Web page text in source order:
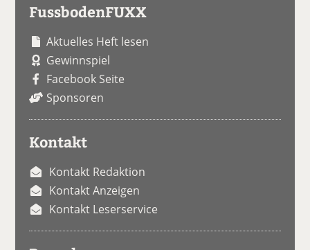
FussbodenFUXX
Aktuelles Heft lesen
Gewinnspiel
Facebook Seite
Sponsoren
Kontakt
Kontakt Redaktion
Kontakt Anzeigen
Kontakt Leserservice